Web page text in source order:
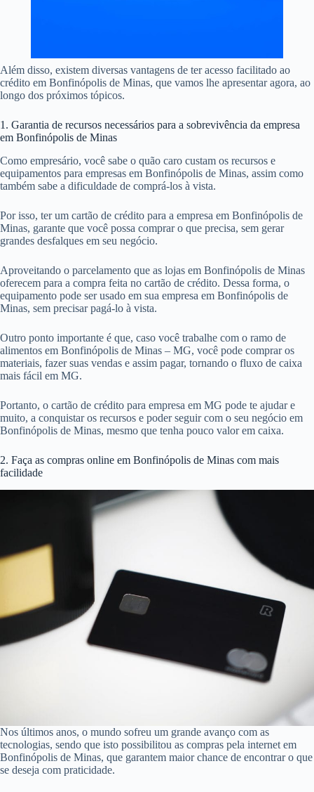
Além disso, existem diversas vantagens de ter acesso facilitado ao
crédito em Bonfinópolis de Minas, que vamos lhe apresentar agora, ao
longo dos próximos tópicos.
1. Garantia de recursos necessários para a sobrevivência da empresa
em Bonfinópolis de Minas
Como empresário, você sabe o quão caro custam os recursos e
equipamentos para empresas em Bonfinópolis de Minas, assim como
também sabe a dificuldade de comprá-los à vista.
Por isso, ter um cartão de crédito para a empresa em Bonfinópolis de
Minas, garante que você possa comprar o que precisa, sem gerar
grandes desfalques em seu negócio.
Aproveitando o parcelamento que as lojas em Bonfinópolis de Minas
oferecem para a compra feita no cartão de crédito. Dessa forma, o
equipamento pode ser usado em sua empresa em Bonfinópolis de
Minas, sem precisar pagá-lo à vista.
Outro ponto importante é que, caso você trabalhe com o ramo de
alimentos em Bonfinópolis de Minas – MG, você pode comprar os
materiais, fazer suas vendas e assim pagar, tornando o fluxo de caixa
mais fácil em MG.
Portanto, o cartão de crédito para empresa em MG pode te ajudar e
muito, a conquistar os recursos e poder seguir com o seu negócio em
Bonfinópolis de Minas, mesmo que tenha pouco valor em caixa.
2. Faça as compras online em Bonfinópolis de Minas com mais
facilidade
Nos últimos anos, o mundo sofreu um grande avanço com as
tecnologias, sendo que isto possibilitou as compras pela internet em
Bonfinópolis de Minas, que garantem maior chance de encontrar o que
se deseja com praticidade.